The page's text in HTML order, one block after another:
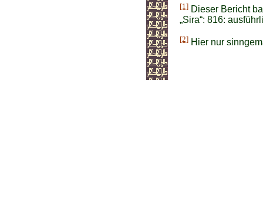
[1] Dieser Bericht
„Sira“: 816:
[2] Hier nur